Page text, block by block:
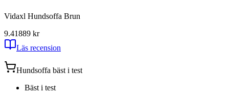
Vidaxl Hundsoffa Brun
9.41889 kr
Läs recension
Hundsoffa bäst i test
Bäst i test